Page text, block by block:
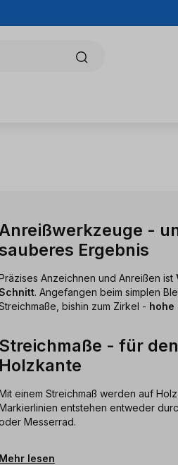
-
Ergebnis
Anzeichnen und Anreißen ist
. Angefangen beim simplen
bishin zum Zirkel - hohe
Streichmaße - für
Holzkante
einem Streichmaß werden auf Holz
entstehen entweder
Messerrad.
Mehr lesen